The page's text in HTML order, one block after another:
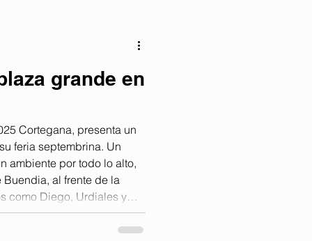
grande en
Cortegana, presenta un
feria septembrina. Un
ambiente por todo lo alto,
al frente de la
como Diego, Urdiales y
en una de las
sitio y toros cuando eran